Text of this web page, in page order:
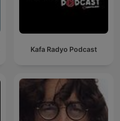
Kafa Radyo Podcast